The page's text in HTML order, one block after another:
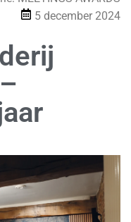
5 december 2024